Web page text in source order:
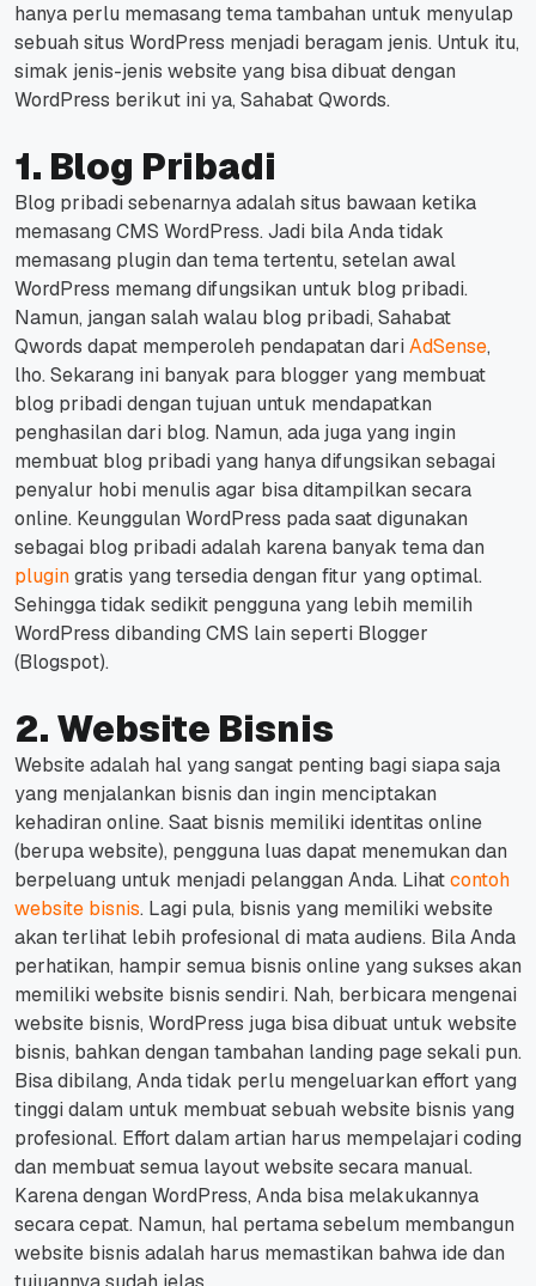
hanya perlu memasang tema tambahan untuk menyulap
sebuah situs WordPress menjadi beragam jenis. Untuk itu,
simak jenis-jenis website yang bisa dibuat dengan
WordPress berikut ini ya, Sahabat Qwords.
1. Blog Pribadi
Blog pribadi sebenarnya adalah situs bawaan ketika
memasang CMS WordPress. Jadi bila Anda tidak
memasang plugin dan tema tertentu, setelan awal
WordPress memang difungsikan untuk blog pribadi.
Namun, jangan salah walau blog pribadi, Sahabat
Qwords dapat memperoleh pendapatan dari AdSense,
lho. Sekarang ini banyak para blogger yang membuat
blog pribadi dengan tujuan untuk mendapatkan
penghasilan dari blog. Namun, ada juga yang ingin
membuat blog pribadi yang hanya difungsikan sebagai
penyalur hobi menulis agar bisa ditampilkan secara
online. Keunggulan WordPress pada saat digunakan
sebagai blog pribadi adalah karena banyak tema dan
plugingratis yang tersedia dengan fitur yang optimal.
Sehingga tidak sedikit pengguna yang lebih memilih
WordPress dibanding CMS lain seperti Blogger
(Blogspot).
2. Website Bisnis
Website adalah hal yang sangat penting bagi siapa saja
yang menjalankan bisnis dan ingin menciptakan
kehadiran online. Saat bisnis memiliki identitas online
(berupa website), pengguna luas dapat menemukan dan
berpeluang untuk menjadi pelanggan Anda. Lihatcontoh
website bisnis. Lagi pula, bisnis yang memiliki website
akan terlihat lebih profesional di mata audiens. Bila Anda
perhatikan, hampir semua bisnis online yang sukses akan
memiliki website bisnis sendiri. Nah, berbicara mengenai
website bisnis, WordPress juga bisa dibuat untuk website
bisnis, bahkan dengan tambahan landing page sekali pun.
Bisa dibilang, Anda tidak perlu mengeluarkan effort yang
tinggi dalam untuk membuat sebuah website bisnis yang
profesional. Effort dalam artian harus mempelajari coding
dan membuat semua layout website secara manual.
Karena dengan WordPress, Anda bisa melakukannya
secara cepat. Namun, hal pertama sebelum membangun
website bisnis adalah harus memastikan bahwa ide dan